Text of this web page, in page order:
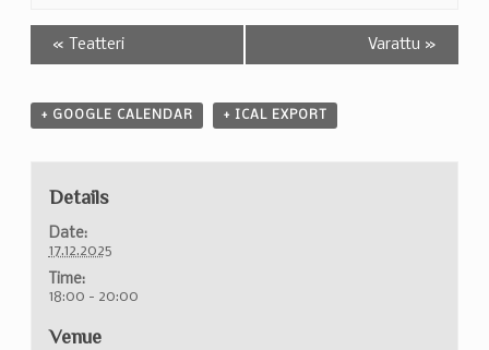
« Teatteri Varattu »
+ GOOGLE CALENDAR + ICAL EXPORT
Details
Date:
17.12.2025
Time:
18:00 - 20:00
Venue